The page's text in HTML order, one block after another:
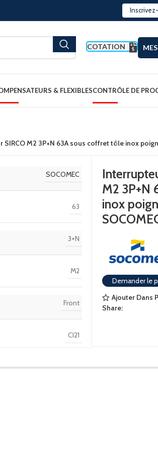
COTATION
& FLEXIBLESCONTRÔLE DE
M2 3P+N 63A sous coffret tôle inox
SOCOMEC
63
3+N
M2
Front
CI21
Stainless steel enclosure
M2 3P+N
inox
Demander le
Ajouter Dans
Share: